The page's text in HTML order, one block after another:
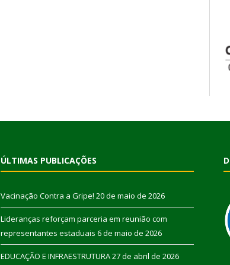
ÚLTIMAS PUBLICAÇÕES
Vacinação Contra a Gripe! 20 de maio de 2026
Lideranças reforçam parceria em reunião com
representantes estaduais 6 de maio de 2026
EDUCAÇÃO E INFRAESTRUTURA27 de abril de 2026